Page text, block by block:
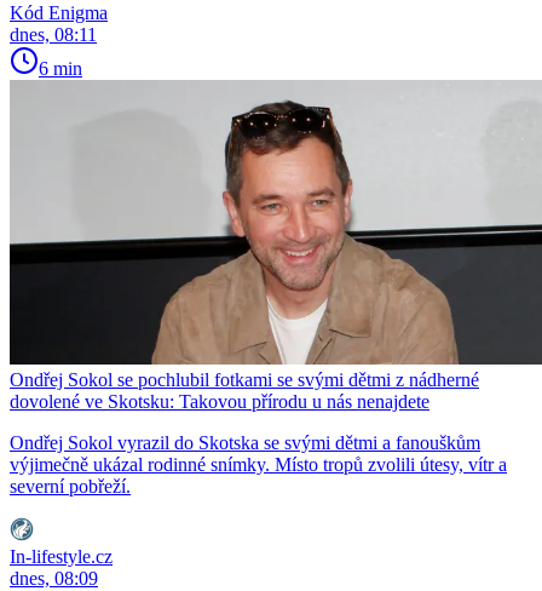
Kód Enigma
dnes, 08:11
6 min
Ondřej Sokol se pochlubil fotkami se svými dětmi z nádherné
dovolené ve Skotsku: Takovou přírodu u nás nenajdete
Ondřej Sokol vyrazil do Skotska se svými dětmi a fanouškům
výjimečně ukázal rodinné snímky. Místo tropů zvolili útesy, vítr a
severní pobřeží.
In-lifestyle.cz
dnes, 08:09